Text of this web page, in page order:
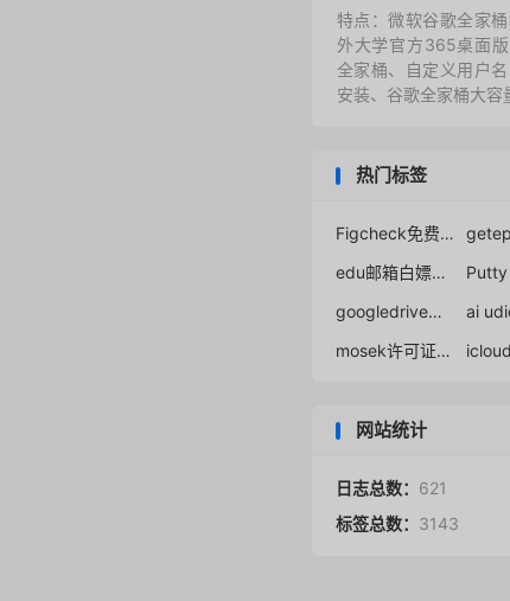
特点：微软谷歌全家
外大学官方365桌面
全家桶、自定义用户
安装、谷歌全家桶大容
热门标签
Figcheck免费查重
edu邮箱白嫖office365
Putty
googledrive无限容量
mosek许可证免费下载
网站统计
日志总数： 621
标签总数： 3143